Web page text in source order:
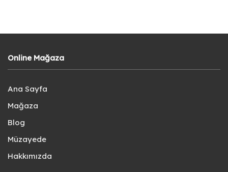
Online Mağaza
Ana Sayfa
Mağaza
Blog
Müzayede
Hakkımızda